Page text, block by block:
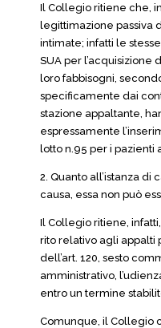
Il Collegio ritiene che,
legittimazione passiva
intimate; infatti le
SUA per l’acquisizione
loro fabbisogni,
specificamente dai
stazione appaltante,
espressamente
lotto n.95 per i pazienti
2. Quanto all’istanza
causa, essa non può
Il Collegio ritiene,
rito relativo agli appalti
dell’art. 120, sesto
amministrativo,
entro un termine
Comunque, il Collegio